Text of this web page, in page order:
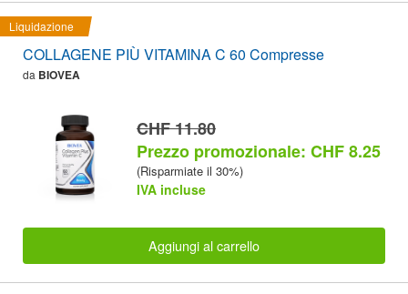
Liquidazione
COLLAGENE PIÙ VITAMINA C 60 Compresse
da BIOVEA
CHF 11.80
Prezzo promozionale: CHF 8.25
(Risparmiate il 30%)
IVA incluse
Aggiungi al carrello